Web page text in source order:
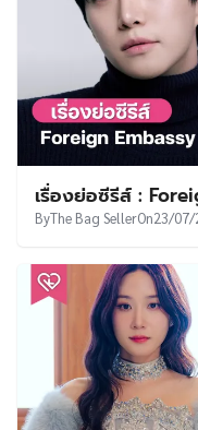
เรื่องย่อซีรีส์ :
ByThe Bag SellerOn23/07/